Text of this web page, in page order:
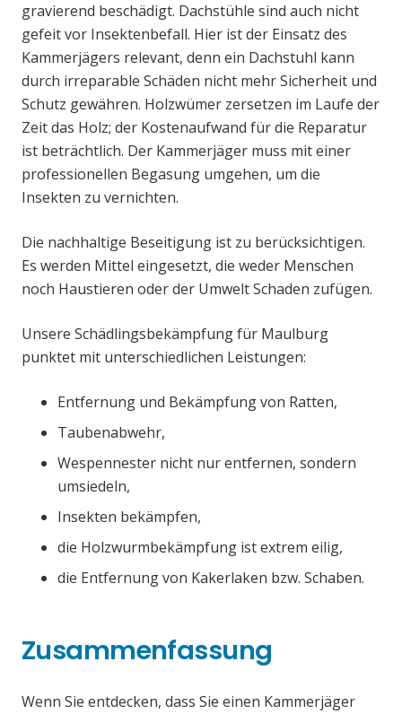
gravierend beschädigt. Dachstühle sind auch nicht
gefeit vor Insektenbefall. Hier ist der Einsatz des
Kammerjägers relevant, denn ein Dachstuhl kann
durch irreparable Schäden nicht mehr Sicherheit und
Schutz gewähren. Holzwümer zersetzen im Laufe der
Zeit das Holz; der Kostenaufwand für die Reparatur
ist beträchtlich. Der Kammerjäger muss mit einer
professionellen Begasung umgehen, um die
Insekten zu vernichten.
Die nachhaltige Beseitigung ist zu berücksichtigen.
Es werden Mittel eingesetzt, die weder Menschen
noch Haustieren oder der Umwelt Schaden zufügen.
Unsere Schädlingsbekämpfung für Maulburg
punktet mit unterschiedlichen Leistungen:
Entfernung und Bekämpfung von Ratten,
Taubenabwehr,
Wespennester nicht nur entfernen, sondern
umsiedeln,
Insekten bekämpfen,
die Holzwurmbekämpfung ist extrem eilig,
die Entfernung von Kakerlaken bzw. Schaben.
Zusammenfassung
Wenn Sie entdecken, dass Sie einen Kammerjäger